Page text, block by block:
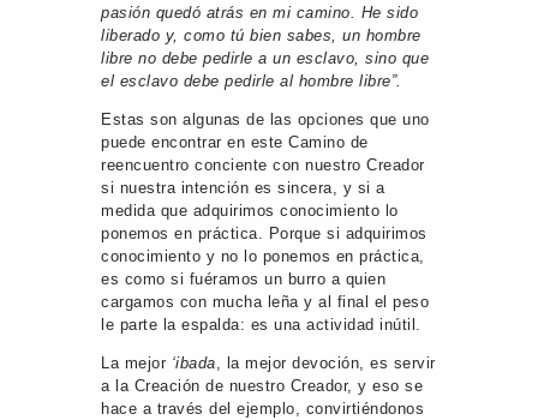
pasión quedó atrás en mi camino. He sido
liberado y, como tú bien sabes, un hombre
libre no debe pedirle a un esclavo, sino que
el esclavo debe pedirle al hombre libre”.
Estas son algunas de las opciones que uno
puede encontrar en este Camino de
reencuentro conciente con nuestro Creador
si nuestra intención es sincera, y si a
medida que adquirimos conocimiento lo
ponemos en práctica. Porque si adquirimos
conocimiento y no lo ponemos en práctica,
es como si fuéramos un burro a quien
cargamos con mucha leña y al final el peso
le parte la espalda: es una actividad inútil.
La mejor ‘ibada , la mejor devoción, es servir
a la Creación de nuestro Creador, y eso se
hace a través del ejemplo, convirtiéndonos